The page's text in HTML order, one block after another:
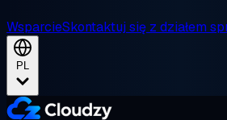
WsparcieSkontaktuj się z działem
PL